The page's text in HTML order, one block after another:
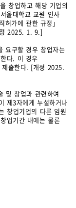
창업하고 해당 기업의
울대학교 교원 인사
가에 관한 규정」
2025. 1. 9.]
요구할 경우 창업자는
다. 이 경우
제출한다. [개정 2025.
및 창업과 관련하여
제3자에게 누설하거나
창업기업의 다른 임원
업기간 내에는 물론